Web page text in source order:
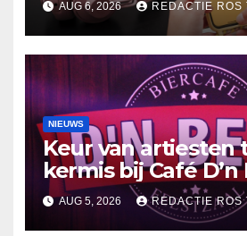
AUG 6, 2026 REDACTIE ROS
NIEUWS
Keur van artiesten
kermis bij Café D’n
AUG 5, 2026 REDACTIE ROS